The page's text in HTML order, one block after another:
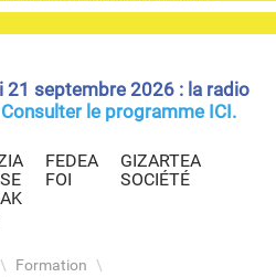
21 septembre 2026 : la radio
Consulter le programme ICI.
FEDEA
FOI
GIZARTEA
SOCIÉTÉ
\ Formation \